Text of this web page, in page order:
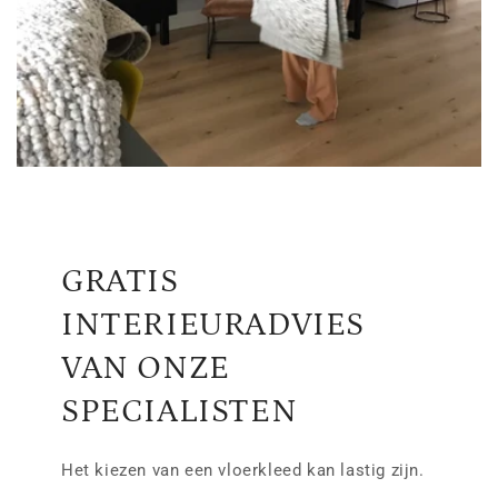
GRATIS
INTERIEURADVIES
VAN ONZE
SPECIALISTEN
Het kiezen van een vloerkleed kan lastig zijn.